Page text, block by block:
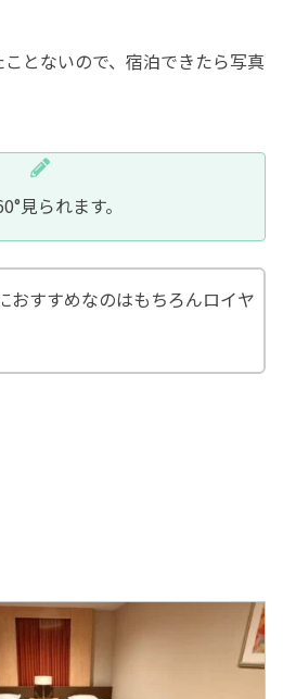
とないので、宿泊できたら写真
見られます。
おすすめなのはもちろんロイヤ